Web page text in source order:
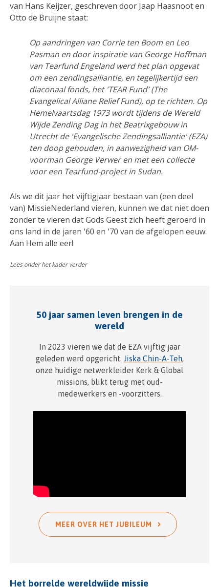
van Hans Keijzer, geschreven door Jaap Haasnoot en
Otto de Bruijne staat:
Op aandringen van Corrie ten Boom en Leo
Pasman en door inspiratie van George Hoffman
van Tearfund Engeland werd het plan opgevat
om een zendingsalliantie, en tegelijkertijd een
diaconaal fonds, het 'TEAR Fund' (The
Evangelical Alliane Relief Fund), op te richten. Op
Hemelvaartsdag 1973 wordt tijdens de Wereld
Wijde Zending Dag in het Beatrixgebouw in
Utrecht de 'Evangelische Zendingsalliantie' (EZA)
ten doop gehouden, in aanwezigheid van OM-
voorman George Verwer en met een collecte
voor een Tearfund-project in Sudan.
Als we dit jaar het vijftigjaar bestaan van (een deel
van) MissieNederland vieren, kunnen we dat niet doen
zonder te vieren dat Gods Geest zich heeft geroerd in
ons land in de jaren '60 en '70 van de afgelopen eeuw.
Aan Hem alle eer!
Lees onder het kader verder
50 jaar samen leven brengen in de
wereld
In 2023 vieren we dat de EZA vijftig jaar
geleden werd opgericht. Jiska Chin-A-Teh,
onze huidige netwerkleider Kerk & Global
missions, blikt terug met oud-
medewerkers en -voorzitters.
MEER OVER HET JUBILEUM
Het borrelde wereldwijde missie